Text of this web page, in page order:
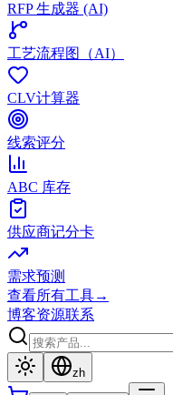
RFP 生成器 (AI)
工艺流程图（AI）
CLV计算器
线索评分
ABC 库存
供应商记分卡
需求预测
查看所有工具→
博客资源联系
zh